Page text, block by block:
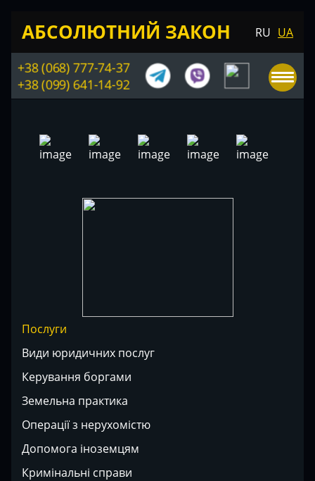
АБСОЛЮТНИЙ ЗАКОН RU UA
+38 (068) 777-74-37
+38 (099) 641-14-92
Послуги
Види юридичних послуг
Керування боргами
Земельна практика
Операції з нерухомістю
Допомога іноземцям
Кримінальні справи